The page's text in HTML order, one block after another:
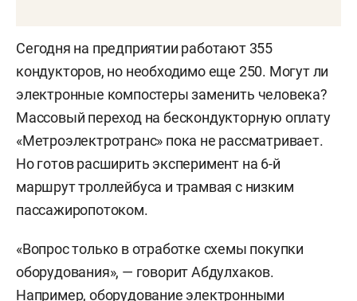
Сегодня на предприятии работают 355
кондукторов, но необходимо еще 250. Могут ли
электронные компостеры заменить человека?
Массовый переход на бескондукторную оплату
«Метроэлектротранс» пока не рассматривает.
Но готов расширить эксперимент на 6-й
маршрут троллейбуса и трамвая с низким
пассажиропотоком.
«Вопрос только в отработке схемы покупки
оборудования», — говорит Абдулхаков.
Например, оборудование электронными